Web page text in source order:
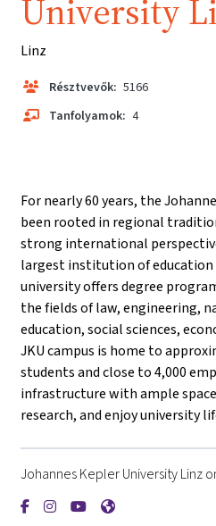
University
Linz
Résztvevők: 5166
Tanfolyamok: 4
For nearly 60 years, the
been rooted in regional
strong international
largest institution of education
university offers degree
the fields of law, engineering,
education, social sciences,
JKU campus is home to
students and close to 4,000
infrastructure with ample
research, and enjoy university
Johannes Kepler University Linz
{mlang de}Johannes-Kepler-
{mlang de}Johannes-
{mlang{mlang